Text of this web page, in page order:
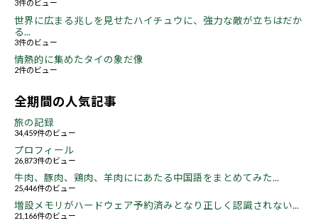
3件のビュー
世界に広まる兆しを見せたハイチュウに、強力な敵が立ちはだか
る...
3件のビュー
情熱的に集めたタイの象だ像
2件のビュー
全期間の人気記事
旅の記録
34,459件のビュー
プロフィール
26,873件のビュー
牛肉、豚肉、鶏肉、羊肉ににあたる中国語をまとめてみた...
25,446件のビュー
増設メモリがハードウェア予約済みとなり正しく認識されない...
21,166件のビュー